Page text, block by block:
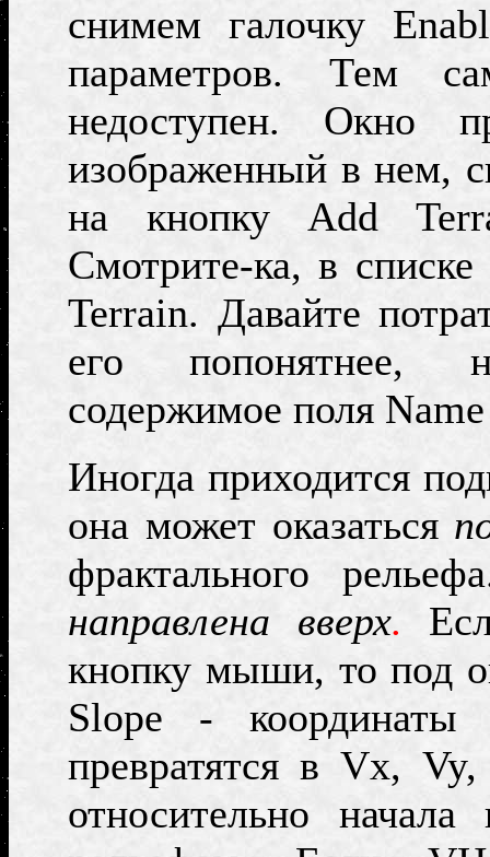
снимем галочку
параметров. Тем
недоступен. Окно
изображенный в нем,
на кнопку Add
Смотрите-ка, в
Terrain. Давайте
его попонятнее,
содержимое поля
Иногда приходится
она может оказаться
фрактального
направлена вверх.
кнопку мыши, то под
Slope - координаты
превратятся в Vx, Vy,
относительно